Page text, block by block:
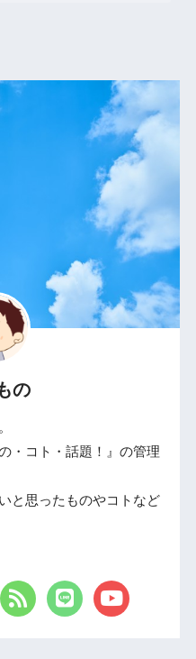
の
・コト・話題！』の管理
と思ったものやコトなど